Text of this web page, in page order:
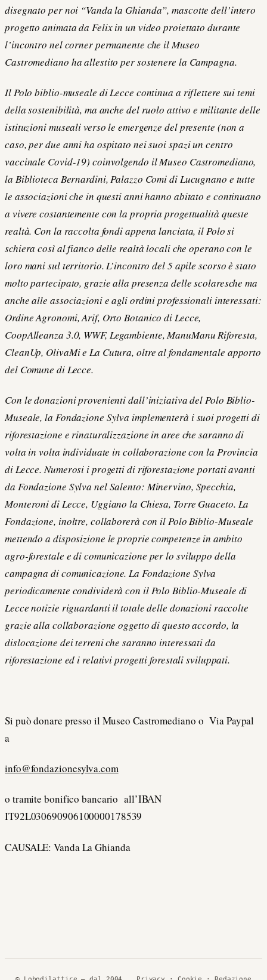
disegnato per noi “Vanda la Ghianda”, mascotte dell’intero
progetto animata da Felix in un video proiettato durante
l’incontro nel corner permanente che il Museo
Castromediano ha allestito per sostenere la Campagna.
Il Polo biblio-museale di Lecce continua a riflettere sui temi
della sostenibilità, ma anche del ruolo attivo e militante delle
istituzioni museali verso le emergenze del presente (non a
caso, per due anni ha ospitato nei suoi spazi un centro
vaccinale Covid-19) coinvolgendo il Museo Castromediano,
la Biblioteca Bernardini, Palazzo Comi di Lucugnano e tutte
le associazioni che in questi anni hanno abitato e continuano
a vivere costantemente con la propria progettualità queste
realtà. Con la raccolta fondi appena lanciata, il Polo si
schiera così al fianco delle realtà locali che operano con le
loro mani sul territorio. L’incontro del 5 apile scorso è stato
molto partecipato, grazie alla presenza delle scolaresche ma
anche alle associazioni e agli ordini professionali interessati:
Ordine Agronomi, Arif, Orto Botanico di Lecce,
CoopAlleanza 3.0, WWF, Legambiente, ManuManu Riforesta,
CleanUp, OlivaMi e La Cutura, oltre al fondamentale apporto
del Comune di Lecce.
Con le donazioni provenienti dall’iniziativa del Polo Biblio-
Museale, la Fondazione Sylva implementerà i suoi progetti di
riforestazione e rinaturalizzazione in aree che saranno di
volta in volta individuate in collaborazione con la Provincia
di Lecce. Numerosi i progetti di riforestazione portati avanti
da Fondazione Sylva nel Salento: Minervino, Specchia,
Monteroni di Lecce, Uggiano la Chiesa, Torre Guaceto. La
Fondazione, inoltre, collaborerà con il Polo Biblio-Museale
mettendo a disposizione le proprie competenze in ambito
agro-forestale e di comunicazione per lo sviluppo della
campagna di comunicazione. La Fondazione Sylva
periodicamente condividerà con il Polo Biblio-Museale di
Lecce notizie riguardanti il totale delle donazioni raccolte
grazie alla collaborazione oggetto di questo accordo, la
dislocazione dei terreni che saranno interessati da
riforestazione ed i relativi progetti forestali sviluppati.
Si può donare presso il Museo Castromediano o Via Paypal
a
info@fondazionesylva.com
o tramite bonifico bancario all’IBAN
IT92L030690906100000178539
CAUSALE: Vanda La Ghianda